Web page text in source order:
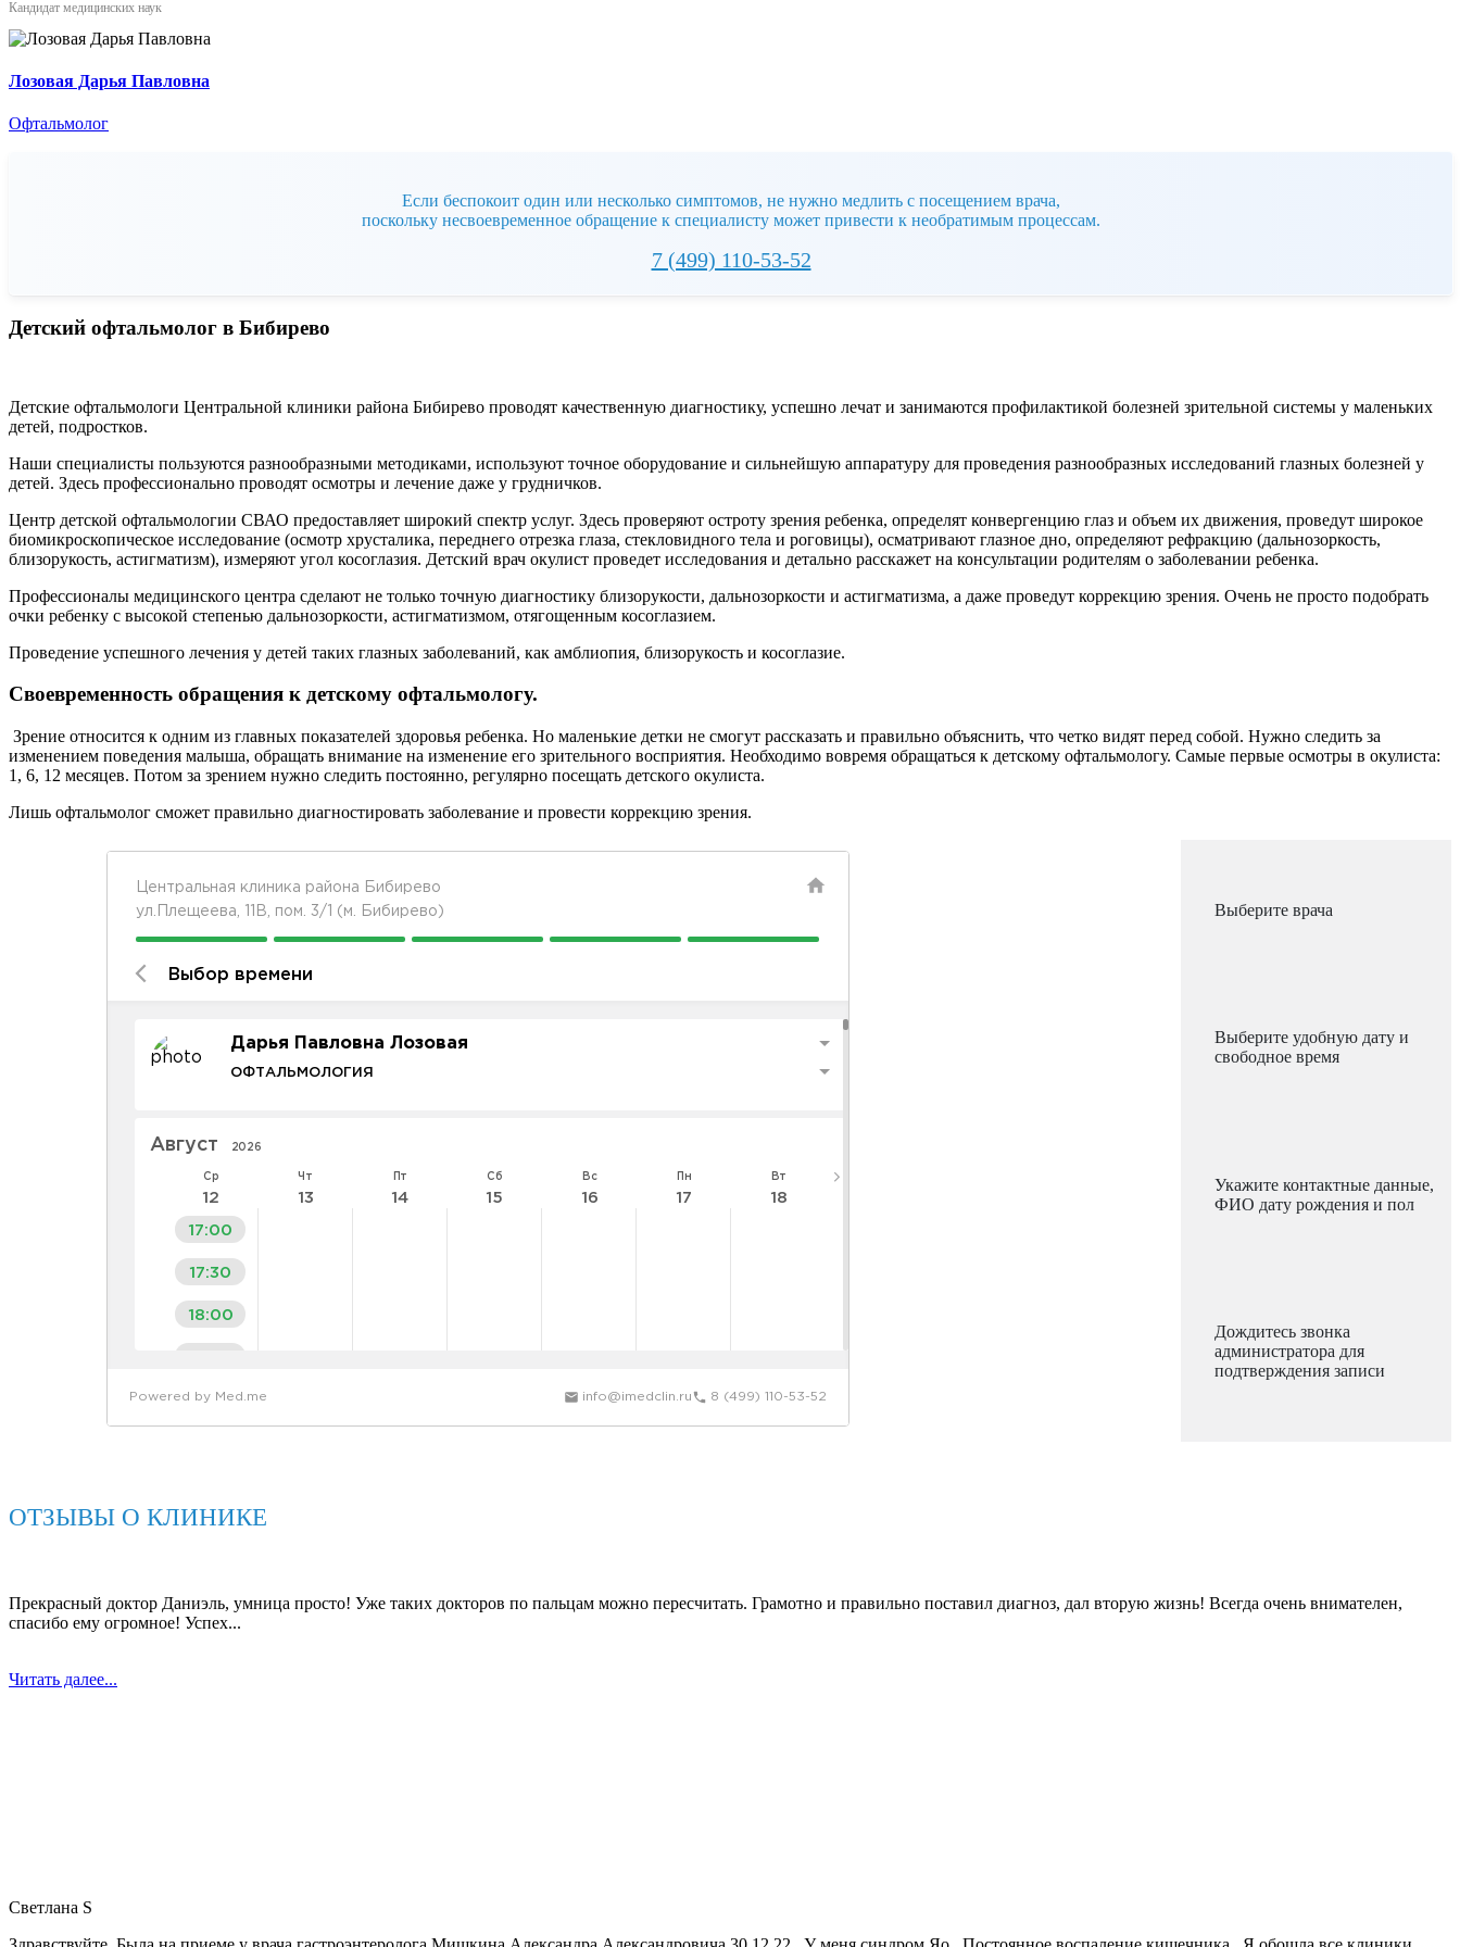
Кандидат медицинских наук
Лозовая Дарья Павловна
Офтальмолог
Если беспокоит один или несколько симптомов, не нужно медлить с посещением врача,
поскольку несвоевременное обращение к специалисту может привести к необратимым процессам.
7 (499) 110-53-52
Детский офтальмолог в Бибирево
Детские офтальмологи Центральной клиники района Бибирево проводят качественную диагностику, успешно лечат и занимаются профилактикой болезней зрительной системы у маленьких
детей, подростков.
Наши специалисты пользуются разнообразными методиками, используют точное оборудование и сильнейшую аппаратуру для проведения разнообразных исследований глазных болезней у
детей. Здесь профессионально проводят осмотры и лечение даже у грудничков.
Центр детской офтальмологии СВАО предоставляет широкий спектр услуг. Здесь проверяют остроту зрения ребенка, определят конвергенцию глаз и объем их движения, проведут широкое
биомикроскопическое исследование (осмотр хрусталика, переднего отрезка глаза, стекловидного тела и роговицы), осматривают глазное дно, определяют рефракцию (дальнозоркость,
близорукость, астигматизм), измеряют угол косоглазия. Детский врач окулист проведет исследования и детально расскажет на консультации родителям о заболевании ребенка.
Профессионалы медицинского центра сделают не только точную диагностику близорукости, дальнозоркости и астигматизма, а даже проведут коррекцию зрения. Очень не просто подобрать
очки ребенку с высокой степенью дальнозоркости, астигматизмом, отягощенным косоглазием.
Проведение успешного лечения у детей таких глазных заболеваний, как амблиопия, близорукость и косоглазие.
Своевременность обращения к детскому офтальмологу.
Зрение относится к одним из главных показателей здоровья ребенка. Но маленькие детки не смогут рассказать и правильно объяснить, что четко видят перед собой. Нужно следить за
изменением поведения малыша, обращать внимание на изменение его зрительного восприятия. Необходимо вовремя обращаться к детскому офтальмологу. Самые первые осмотры в окулиста:
1, 6, 12 месяцев. Потом за зрением нужно следить постоянно, регулярно посещать детского окулиста.
Лишь офтальмолог сможет правильно диагностировать заболевание и провести коррекцию зрения.
Выберите врача
Выберите удобную дату и
свободное время
Укажите контактные данные,
ФИО дату рождения и пол
Дождитесь звонка
администратора для
подтверждения записи
ОТЗЫВЫ О КЛИНИКЕ
Прекрасный доктор Даниэль, умница просто! Уже таких докторов по пальцам можно пересчитать. Грамотно и правильно поставил диагноз, дал вторую жизнь! Всегда очень внимателен,
спасибо ему огромное! Успех...
Читать далее...
Светлана S